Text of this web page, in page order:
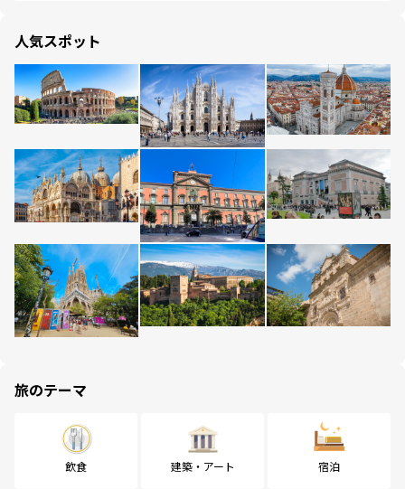
人気スポット
旅のテーマ
飲食 建築・アート 宿泊